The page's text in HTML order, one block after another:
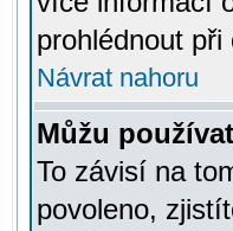
prohlédnout
Návrat nahoru
Můžu
To závisí na
povoleno,